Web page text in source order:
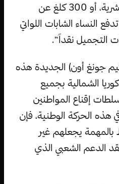
كليوغرام من الفضلات البشرية، أو 300 كلغ عن
النساء الشابات اللواتي
التجميل نقداً“.
جونغ أون) الجديدة هذه
الشمالية بجميع
إقناع المواطنين
الحركة الوطنية، فإن
يجعلهم غير
الدعم الشعبي الذي